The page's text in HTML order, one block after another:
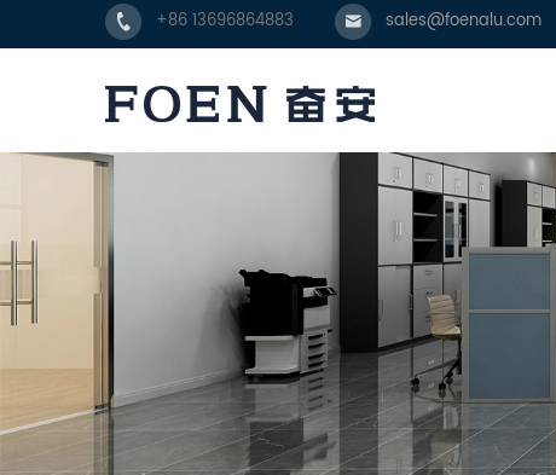
+86 13696864883 sales@foenalu.com